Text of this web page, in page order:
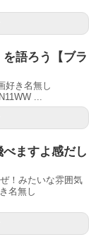
を語ろう【ブラ
好き名無し
...
ますよ感だし
！みたいな雰囲気
名無し